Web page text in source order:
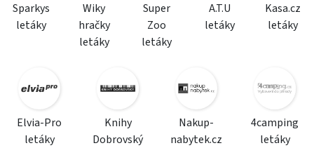
Sparkys
letáky
Wiky
hračky
letáky
Super
Zoo
letáky
A.T.U
letáky
Kasa.cz
letáky
Elvia-Pro
letáky
Knihy
Dobrovský
Nakup-
nabytek.cz
4camping
letáky